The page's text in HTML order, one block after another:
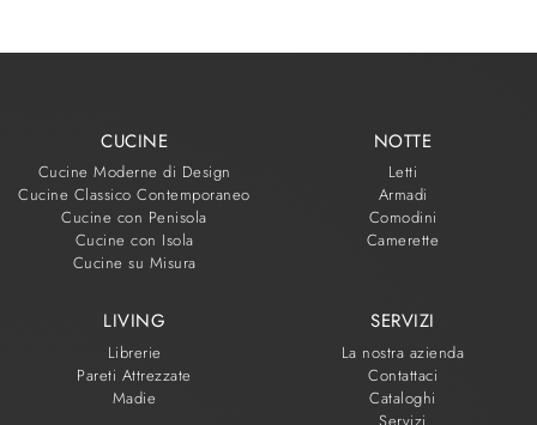
CUCINE
Cucine Moderne di Design
Cucine Classico Contemporaneo
Cucine con Penisola
Cucine con Isola
Cucine su Misura
NOTTE
Letti
Armadi
Comodini
Camerette
LIVING
Librerie
Pareti Attrezzate
Madie
SERVIZI
La nostra azienda
Contattaci
Cataloghi
Servizi